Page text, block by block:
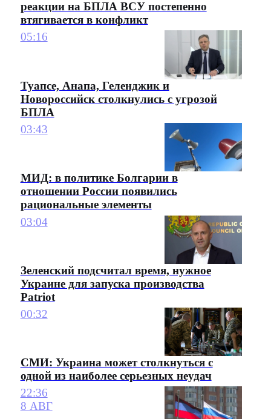
реакции на БПЛА ВСУ постепенно
втягивается в конфликт
05:16
Туапсе, Анапа, Геленджик и
Новороссийск столкнулись с угрозой
БПЛА
03:43
МИД: в политике Болгарии в
отношении России появились
рациональные элементы
03:04
Зеленский подсчитал время, нужное
Украине для запуска производства
Patriot
00:32
СМИ: Украина может столкнуться с
одной из наиболее серьезных неудач
22:36
8 АВГ